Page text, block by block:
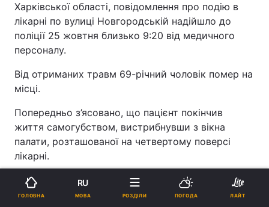
Харківської області, повідомлення про подію в
лікарні по вулиці Новгородській надійшло до
поліції 25 жовтня близько 9:20 від медичного
персоналу.
Від отриманих травм 69-річний чоловік помер на
місці.
Попередньо з’ясовано, що пацієнт покінчив
життя самогубством, вистрибнувши з вікна
палати, розташованої на четвертому поверсі
лікарні.
Інформація зареєстрована в Шевченківському
відділі поліції. Вирішується питання про
ГОЛОВНА
RU
МОВА РОЗДІЛИ ПОГОДА ЛАЙТ